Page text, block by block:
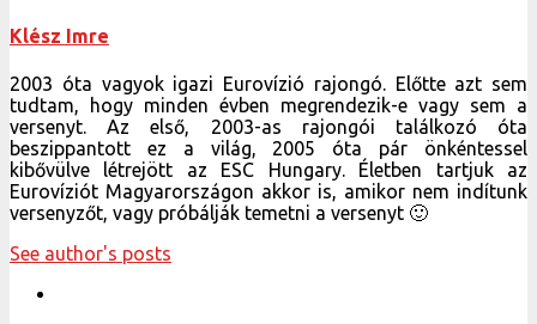
Klész Imre
2003 óta vagyok igazi Eurovízió rajongó. Előtte azt sem
tudtam, hogy minden évben megrendezik-e vagy sem a
versenyt. Az első, 2003-as rajongói találkozó óta
beszippantott ez a világ, 2005 óta pár önkéntessel
kibővülve létrejött az ESC Hungary. Életben tartjuk az
Eurovíziót Magyarországon akkor is, amikor nem indítunk
versenyzőt, vagy próbálják temetni a versenyt 🙂
See author's posts